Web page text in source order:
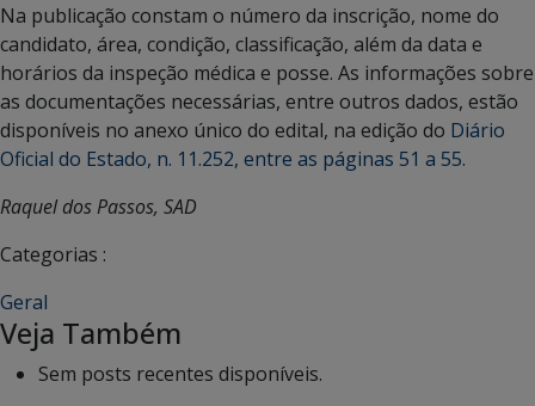
Na publicação constam o número da inscrição, nome do
candidato, área, condição, classificação, além da data e
horários da inspeção médica e posse. As informações sobre
as documentações necessárias, entre outros dados, estão
disponíveis no anexo único do edital, na edição do Diário
Oficial do Estado, n. 11.252, entre as páginas 51 a 55.
Raquel dos Passos, SAD
Categorias :
Geral
Veja Também
Sem posts recentes disponíveis.